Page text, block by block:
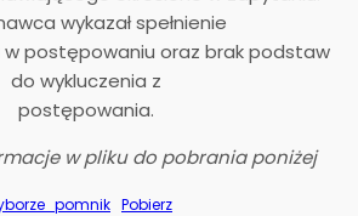
wykazał spełnienie
w postępowaniu oraz brak podstaw
do wykluczenia z
postępowania.
w pliku do pobrania poniżej
Pobierz